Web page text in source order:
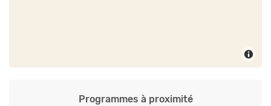
Programmes à proximité